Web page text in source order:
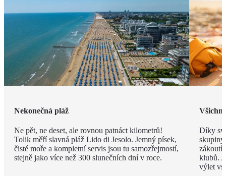
Nekonečná pláž
Ne pět, ne deset, ale rovnou patnáct kilometrů!
Tolik měří slavná pláž Lido di Jesolo. Jemný písek,
čisté moře a kompletní servis jsou tu samozřejmostí,
stejně jako více než 300 slunečních dní v roce.
Díky
zákoutí,
klubů.
výlet